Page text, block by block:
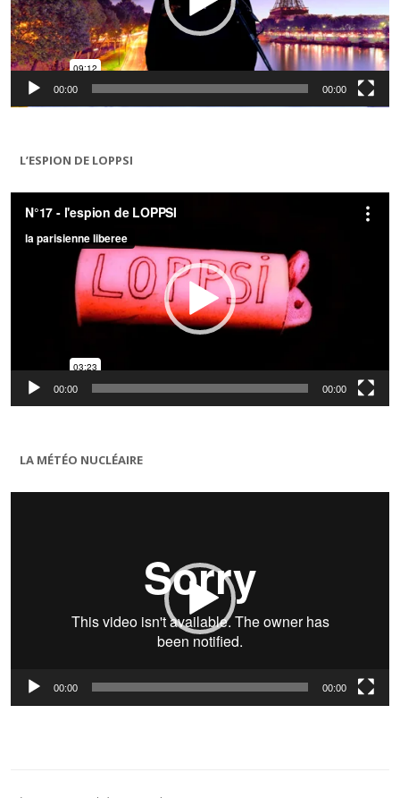
00:00 00:00
L’ESPION DE LOPPSI
Lecteur
vidéo
00:00 00:00
LA MÉTÉO NUCLÉAIRE
Lecteur
00:00 00:00